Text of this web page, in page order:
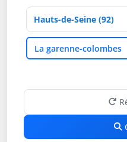
Département
VilleLa garenne-colombes